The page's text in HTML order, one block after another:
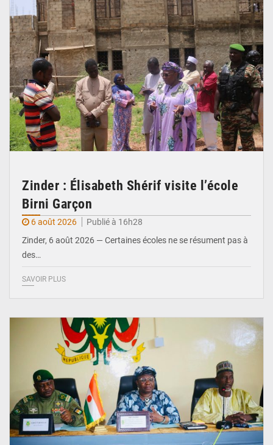
Zinder : Élisabeth Shérif visite l’école
Birni Garçon
6 août 2026
Publié à 16h28
Zinder, 6 août 2026 — Certaines écoles ne se résument pas à
des…
SAVOIR PLUS